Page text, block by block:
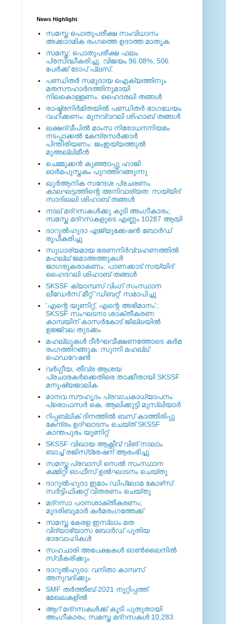
News Highlight
സമസ്ത പൊതുപരീക്ഷ സംവിധാനം
അക്കാദമിക രംഗത്തെ ഉദാത്ത മാതൃക
സമസ്ത: പൊതുപരീക്ഷ ഫലം
പ്രസിദ്ധീകരിച്ചു. വിജയം 96.08%, 506
പേര്‍ക്ക് ടോപ് പ്ലസ്.
പണ്ഡിതര്‍ സമുദായ ഐക്യത്തിനും
മതസൗഹാര്‍ദത്തിനുമായി
നിലകൊള്ളണം: ഹൈദരലി തങ്ങള്‍
രാഷ്ട്രനിര്‍മിതയില്‍ പണ്ഡിതര്‍ ഭാഗധേയം
വഹിക്കണം: മുനവ്വറലി ശിഹാബ് തങ്ങള്‍
ലക്ഷദ്വീപില്‍ മാംസ നിരോധനനിയമം
നടപ്പാക്കല്‍ കേന്ദ്രസര്‍ക്കാര്‍
പിന്തിരിയണം: ജംഇയ്യത്തുല്‍
മുഅല്ലിമീന്‍
ചെമ്മുക്കന്‍ കുഞ്ഞാപ്പു ഹാജി
ഓര്‍മപുസ്തകം പുറത്തിറങ്ങുന്നു
ഖുര്‍ആനിക സന്ദേശ പ്രചരണം
കാലഘട്ടത്തിന്റെ അനിവാര്യത: സയ്യിദ്
സാദിഖലി ശിഹാബ് തങ്ങള്‍
നാല് മദ്‌റസകള്‍ക്കു കൂടി അംഗീകാരം;
സമസ്ത മദ്‌റസകളുടെ എണ്ണം 10287 ആയി
ദാറുല്‍ഹുദാ എജ്യുക്കേഷന്‍ ബോര്‍ഡ്
രൂപീകരിച്ചു
സുധാര്യമായ ഭരണനിര്‍വ്വഹണത്തില്‍
മഹല്ല് ജമാഅത്തുകള്‍
ജാഗരൂകരാകണം: പാണക്കാട് സയ്യിദ്
ഹൈദറലി ശിഹാബ് തങ്ങള്‍
SKSSF ക്യാമ്പസ് വിംഗ് സംസ്ഥാന
ലീഡേർസ് മീറ്റ് 'ഡിബറ്റ്' സമാപിച്ചു
'എന്റെ യൂണിറ്റ്, എന്റെ അഭിമാനം';
SKSSF സംഘടനാ ശാക്തീകരണ
കാമ്പയിന് കാസര്‍കോട് ജില്ലയില്‍
ഉജ്ജ്വല തുടക്കം
മഹല്ലുകള്‍ ദീര്‍ഘവീക്ഷണത്തോടെ കര്‍മ
രംഗത്തിറങ്ങുക: സുന്നി മഹല്ല്
ഫെഡറേഷന്‍
വര്‍ഗ്ഗീയ, തീവ്ര ആശയ
പ്രചാരകര്‍ക്കെതിരെ താക്കീതായി SKSSF
മനുഷ്യജാലിക
മാനവ സൗഹൃദം പ്രവാചകാധ്യാപനം:
പ്രൊഫസർ കെ. ആലിക്കുട്ടി മുസ്ലിയാർ
റിപ്പബ്ലിക് ദിനത്തില്‍ ബസ് കാത്തിരിപ്പു
കേന്ദ്രം ഉദ്ഘാടനം ചെയ്ത്‌ SKSSF
കാന്തപുരം യൂണിറ്റ്
SKSSF വിഖായ ആക്റ്റീവ് വിങ് നാലാം
ബാച്ച് രജിസ്‌ട്രേഷന് ആരംഭിച്ചു
സമസ്ത പ്രവാസി സെല്‍ സംസ്ഥാന
കമ്മിറ്റി ഓഫീസ് ഉല്‍ഘാടനം ചെയ്തു
ദാറുല്‍ഹുദാ ഇമാം ഡിപ്ലോമ കോഴ്‌സ്:
സര്‍ട്ടിഫിക്കറ്റ് വിതരണം ചെയ്തു
മദ്‌റസാ പഠനശാക്തീകരണം;
മുദരിബുമാര്‍ കര്‍മരംഗത്തേക്ക്
സമസ്ത കേരള ഇസ്ലാം മത
വിദ്യാഭ്യാസ ബോര്‍ഡ് പുതിയ
ഭാരവാഹികള്‍
സഹചാരി അപേക്ഷകൾ ഓൺലൈനിൽ
സ്വീകരിക്കും
ദാറുല്‍ഹുദാ: വനിതാ കാമ്പസ്
അനുവദിക്കും
SMF തര്‍ത്തീബ്-2021 നൂറ്റിപ്പത്ത്
മേഖലകളില്‍
ആറ് മദ്റസകള്‍ക്ക് കൂടി പുതുതായി
അംഗീകാരം; സമസ്ത മദ്റസകള്‍ 10,283